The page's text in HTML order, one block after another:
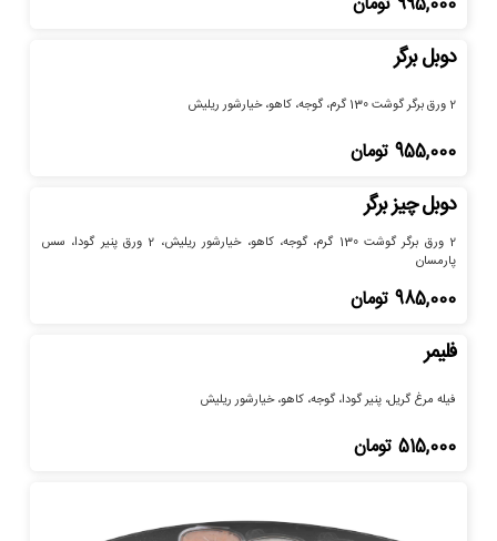
دوبل برگر
2 ورق برگر گوشت 130 گرم، گوجه، کاهو، خیارشور ریلیش
955,000 تومان
دوبل چیز برگر
2 ورق برگر گوشت 130 گرم، گوجه، کاهو، خیارشور ریلیش، 2 ورق پنیر گودا، سس
پارمسان
985,000 تومان
فلیمر
فیله مرغ گریل، پنیر گودا، گوجه، کاهو، خیارشور ریلیش
515,000 تومان